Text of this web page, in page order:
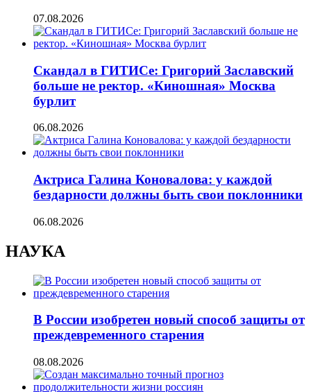
07.08.2026
Скандал в ГИТИСе: Григорий Заславский
больше не ректор. «Киношная» Москва
бурлит
06.08.2026
Актриса Галина Коновалова: у каждой
бездарности должны быть свои поклонники
06.08.2026
НАУКА
В России изобретен новый способ защиты от
преждевременного старения
08.08.2026